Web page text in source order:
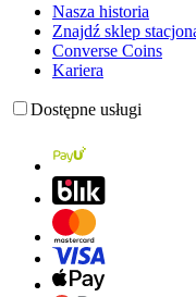
Nasza historia
Znajdź sklep
Converse Coins
Kariera
Dostępne usługi